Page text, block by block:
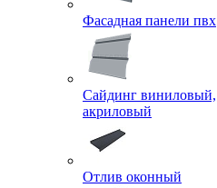
Фасадная панели пвх
Сайдинг виниловый,
акриловый
Отлив оконный